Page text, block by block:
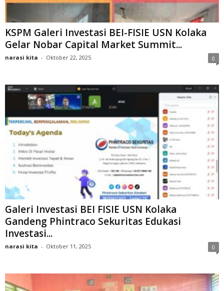
KSPM Galeri Investasi BEI-FISIE USN Kolaka
Gelar Nobar Capital Market Summit...
narasi kita - Oktober 22, 2025 0
Galeri Investasi BEI FISIE USN Kolaka
Gandeng Phintraco Sekuritas Edukasi
Investasi...
narasi kita - Oktober 11, 2025 0